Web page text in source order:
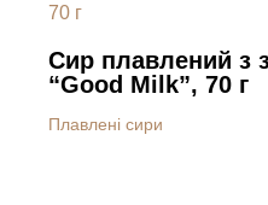
Сир плавлений з
“Good Milk”, 70 г
Плавлені сири